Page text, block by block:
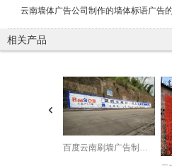
云南墙体广告公司制作的墙体标语广告
相关产品